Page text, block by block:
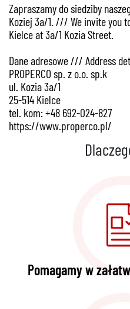
Zapraszamy do siedziby
Koziej 3a/1. /// We invite you
Kielce at 3a/1 Kozia Street.
Dane adresowe /// Address
PROPERCO sp. z o.o. sp.k
ul. Kozia 3a/1
25-514 Kielce
tel. kom: +48 692-024-827
https://www.properco.pl/
Pomagamy w